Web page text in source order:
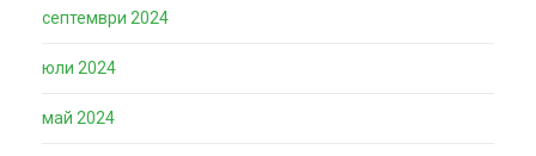
септември 2024
юли 2024
май 2024